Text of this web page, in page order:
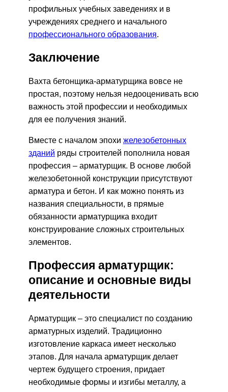
профильных учебных заведениях и в
учреждениях среднего и начального
профессионального образования.
Заключение
Вахта бетонщика-арматурщика вовсе не
простая, поэтому нельзя недооценивать всю
важность этой профессии и необходимых
для ее получения знаний.
Вместе с началом эпохи железобетонных
зданий ряды строителей пополнила новая
профессия – арматурщик. В основе любой
железобетонной конструкции присутствуют
арматура и бетон. И как можно понять из
названия специальности, в прямые
обязанности арматурщика входит
конструирование сложных строительных
элементов.
Профессия арматурщик:
описание и основные виды
деятельности
Арматурщик – это специалист по созданию
арматурных изделий. Традиционно
изготовление каркаса имеет несколько
этапов. Для начала арматурщик делает
чертеж будущего строения, придает
необходимые формы и изгибы металлу, а